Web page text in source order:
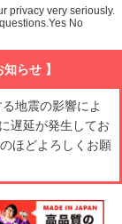
らせ 】
地震の影響によ
遅延が発生してお
ほどよろしくお願
privacy very seriously.
Yes No